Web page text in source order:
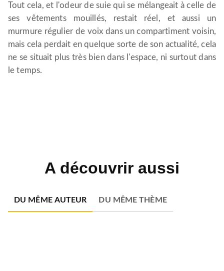
Tout cela, et l'odeur de suie qui se mélangeait à celle de
ses vêtements mouillés, restait réel, et aussi un
murmure régulier de voix dans un compartiment voisin,
mais cela perdait en quelque sorte de son actualité, cela
ne se situait plus très bien dans l'espace, ni surtout dans
le temps.
A découvrir aussi
DU MÊME AUTEUR DU MÊME THÈME